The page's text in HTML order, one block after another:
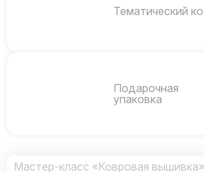
Тематический
Подарочная
упаковка
Мастер-класс «Ковровая вышивка»